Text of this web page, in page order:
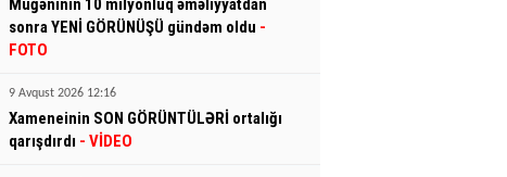
Müğəninin 10 milyonluq əməliyyatdan
sonra YENİ GÖRÜNÜŞÜ gündəm oldu -
FOTO
9 Avqust 2026 12:16
Xameneinin SON GÖRÜNTÜLƏRİ ortalığı
qarışdırdı - VİDEO